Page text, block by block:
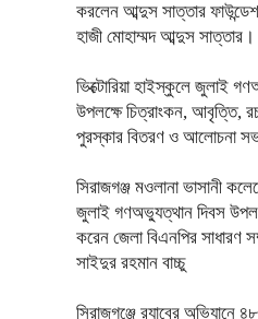
করলেন আব্দুস সাত্তার
হাজী মোহাম্মদ আব্দুস সাত্তার।
ভিক্টোরিয়া হাইস্কুলে জুলাই
উপলক্ষে চিত্রাংকন, আবৃত্তি,
পুরস্কার বিতরণ ও আলোচনা
সিরাজগঞ্জ মওলানা ভাসানী
জুলাই গণঅভ্যুত্থান দিবস
করেন জেলা বিএনপির সাধারণ
সাইদুর রহমান বাচ্চু
সিরাজগঞ্জে র‍্যাবের অভিযানে